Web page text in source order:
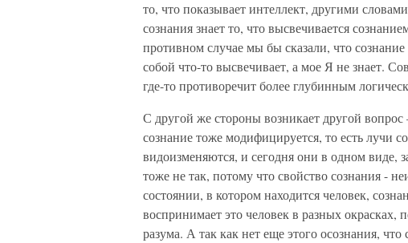
то, что показывает интеллект, другими
сознания знает то, что высвечивается
противном случае мы бы сказали, что
собой что-то высвечивает, а мое Я не знает.
где-то противоречит более глубинным
С другой же стороны возникает другой
сознание тоже модифицируется, то есть лучи
видоизменяются, и сегодня они в одном виде,
тоже не так, потому что свойство сознания -
состоянии, в котором находится человек,
воспринимает это человек в разных окрасках,
разума. А так как нет еще этого осознания,